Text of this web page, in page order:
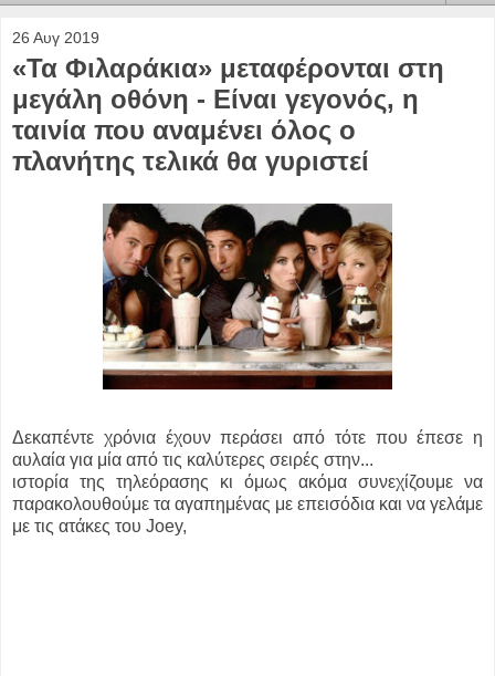
26 Αυγ 2019
«Τα Φιλαράκια» μεταφέρονται στη
μεγάλη οθόνη - Είναι γεγονός, η
ταινία που αναμένει όλος ο
πλανήτης τελικά θα γυριστεί
Δεκαπέντε χρόνια έχουν περάσει από τότε που έπεσε η
αυλαία για μία από τις καλύτερες σειρές στην...
ιστορία της τηλεόρασης κι όμως ακόμα συνεχίζουμε να
παρακολουθούμε τα αγαπημένας με επεισόδια και να γελάμε
με τις ατάκες του Joey,